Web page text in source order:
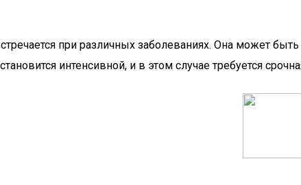
при различных заболеваниях. Она может
интенсивной, и в этом случае требуется